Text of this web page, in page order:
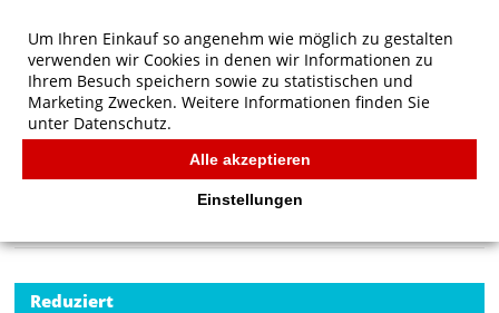
SG Originals Hooded Sweatshirt Women
Reduziert
Um Ihren Einkauf so angenehm wie möglich zu gestalten
verwenden wir Cookies in denen wir Informationen zu
Ihrem Besuch speichern sowie zu statistischen und
Marketing Zwecken. Weitere Informationen finden Sie
unter Datenschutz.
Alle akzeptieren
Einstellungen